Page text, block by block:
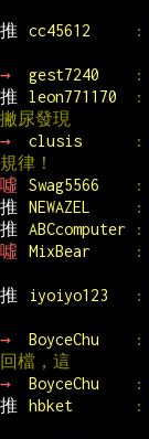
推 cc45612 :
→ gest7240
:
推
leon771170
撇尿發現
→
clusis
:
規律！
噓
Swag5566
:
推
NEWAZEL
:
推
ABCcomputer
:
噓
MixBear :
推 iyoiyo123 :
→ BoyceChu
:
回檔，這
→
BoyceChu
:
推
hbket :